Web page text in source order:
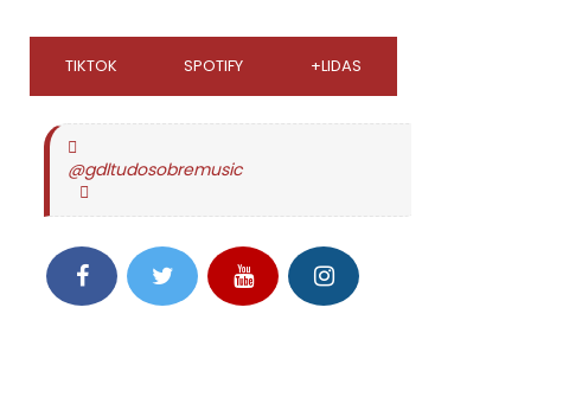
TIKTOK SPOTIFY +LIDAS
@gdltudosobremusic